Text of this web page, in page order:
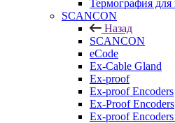
Термография
SCANCON
Назад
SCANCON
eCode
Ex-Cable Gland
Ex-proof
Ex-proof Encoders
Ex-Proof Encoders
Ex-proof